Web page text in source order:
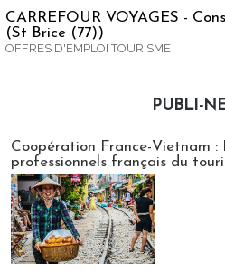
CARREFOUR VOYAGES -
(St Brice (77))
OFFRES D'EMPLOI TOURISME
PUBLI-
Coopération France-Vietnam :
professionnels français du